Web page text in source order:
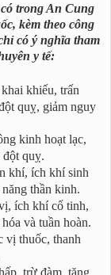
trong An Cung
kèm theo công
có ý nghĩa tham
y tế:
khiếu, trấn
quỵ, giảm nguy
kinh hoạt lạc,
đột quỵ.
khí, ích khí sinh
thần kinh.
ích khí cố tinh,
và tuần hoàn.
vị thuốc, thanh